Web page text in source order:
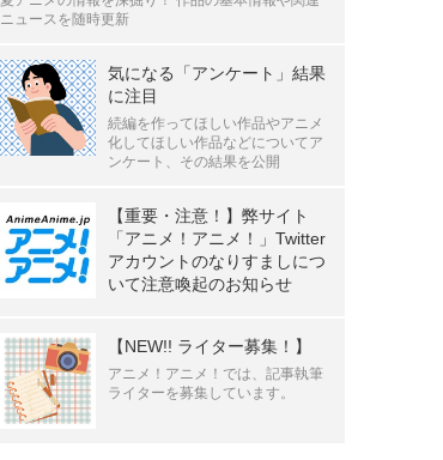
ニュースを随時更新
気になる「アンケート」結果
に注目
続編を作ってほしい作品やアニメ
化してほしい作品などについてア
ンケート、その結果を公開
【重要・注意！】弊サイト
「アニメ！アニメ！」Twitter
アカウントのなりすましにつ
いて注意喚起のお知らせ
【NEW!! ライター募集！】
アニメ！アニメ！では、記事執筆
ライターを募集しています。